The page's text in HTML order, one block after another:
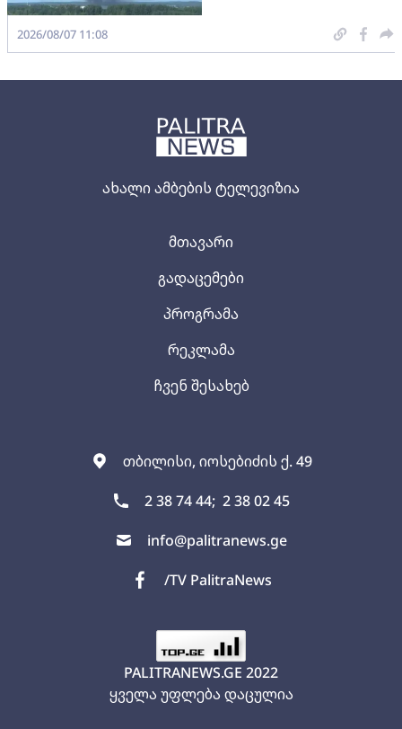
ახალი ამბების ტელევიზია
თბილისი, იოსებიძის ქ. 49
2 38 74 44; 2 38 02 45
info@palitranews.ge
/TV PalitraNews
მთავარი
გადაცემები
პროგრამა
რეკლამა
ჩვენ შესახებ
PALITRANEWS.GE 2022
ყველა უფლება დაცულია
2026/08/07 11:08